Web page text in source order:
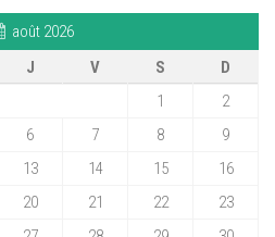
août 2026
J V S
D
1
2
6 7 8
9
13 14 15
16
20 21 22
23